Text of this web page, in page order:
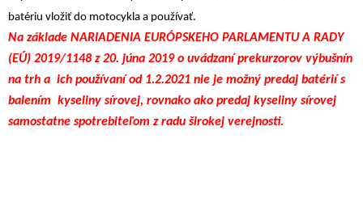
batériu vložiť do motocykla a používať.
Na základe NARIADENIA EURÓPSKEHO PARLAMENTU A RADY
(EÚ) 2019/1148 z 20. júna 2019 o uvádzaní prekurzorov výbušnín
na trh a ich používaní od 1.2.2021 nie je možný predaj batérií s
balením kyseliny sírovej, rovnako ako predaj kyseliny sírovej
samostatne spotrebiteľom z radu širokej verejnosti.